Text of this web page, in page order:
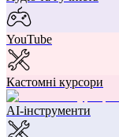
YouTube
Кастомні курсори
AI-інструменти